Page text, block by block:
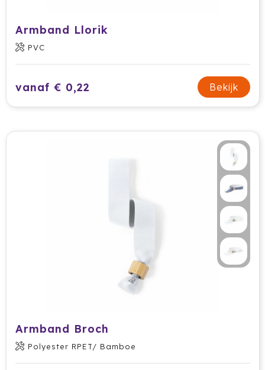
Armband Llorik
PVC
vanaf € 0,22 Bekijk
Armband Broch
Polyester RPET/ Bamboe